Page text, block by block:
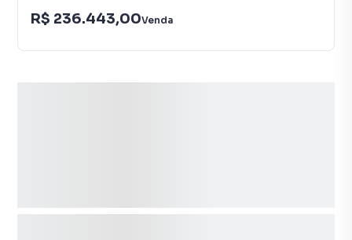
R$ 236.443,00Venda